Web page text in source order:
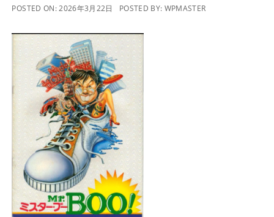
POSTED ON:2026年3月22日 POSTED BY: WPMASTER